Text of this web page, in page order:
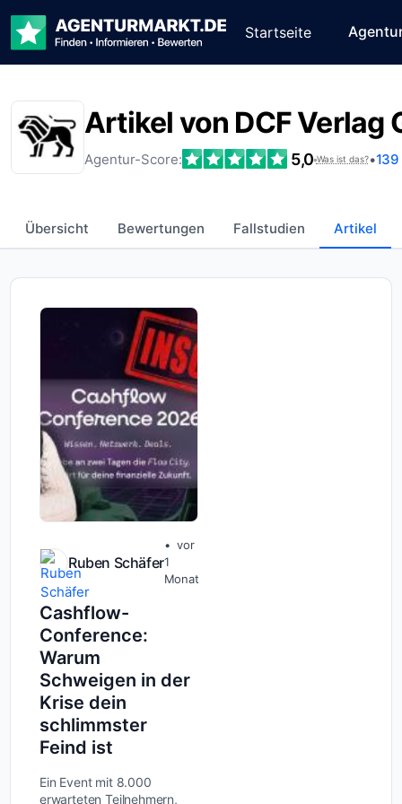
Startseite
Artikel von DCF Verlag
Agentur-Score: 5,0•Was ist das?•
Übersicht Bewertungen Fallstudien Artikel
Ruben Schäfer
vor
1
Monat
Cashflow-
Conference:
Warum
Schweigen in der
Krise dein
schlimmster
Feind ist
Ein Event mit 8.000
erwarteten Teilnehmern,